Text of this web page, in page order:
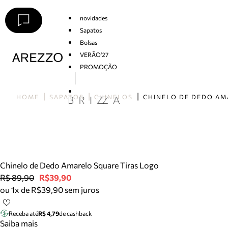
novidades
Sapatos
Bolsas
VERÃO'27
PROMOÇÃO
HOME SAPATOS CHINELOS
Chinelo de Dedo Amarelo Square Tiras Logo
R$ 89,90 R$39,90
ou 1x de R$39,90 sem juros
Receba atéR$ 4,79de cashback
Saiba mais